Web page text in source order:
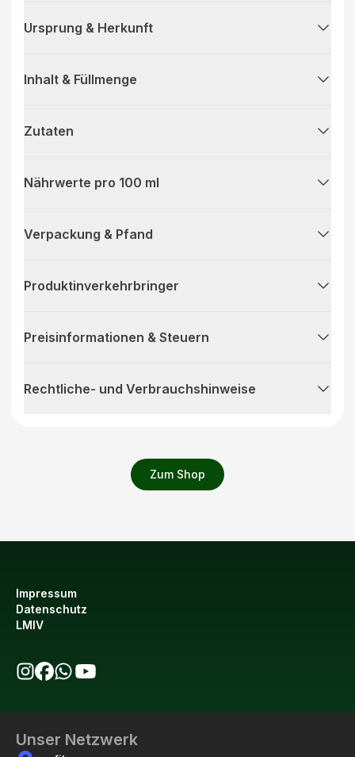
Zum Shop
Ursprung & Herkunft
Inhalt & Füllmenge
Zutaten
Nährwerte pro 100 ml
Verpackung & Pfand
Produktinverkehrbringer
Preisinformationen & Steuern
Rechtliche- und Verbrauchshinweise
Impressum
Datenschutz
LMIV
Unser Netzwerk